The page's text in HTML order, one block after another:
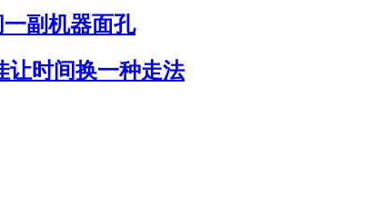
副机器面孔
让时间换一种走法